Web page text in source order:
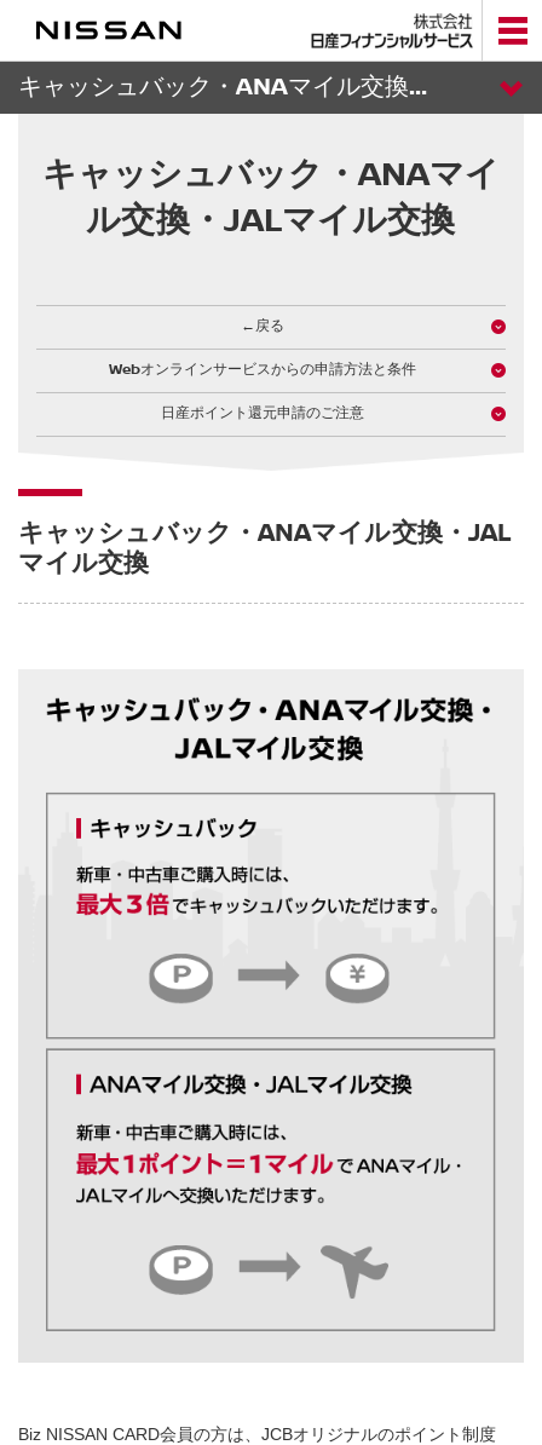
個人のお客さま
日産ポイント
安心サポート
キャッシュバック・ANAマイル交換・JALマイル交換
キャッシュバック・ANAマイ
ル交換・JALマイル交換
←戻る
Webオンラインサービスからの申請方法と条件
日産ポイント還元申請のご注意
キャッシュバック・ANAマイル交換・JAL
マイル交換
Biz NISSAN CARD会員の方は、JCBオリジナルのポイント制度